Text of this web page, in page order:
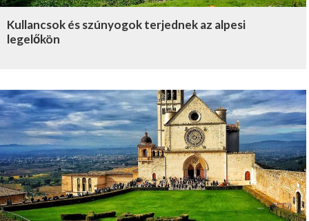
Kullancsok és szúnyogok terjednek az alpesi
legelőkön